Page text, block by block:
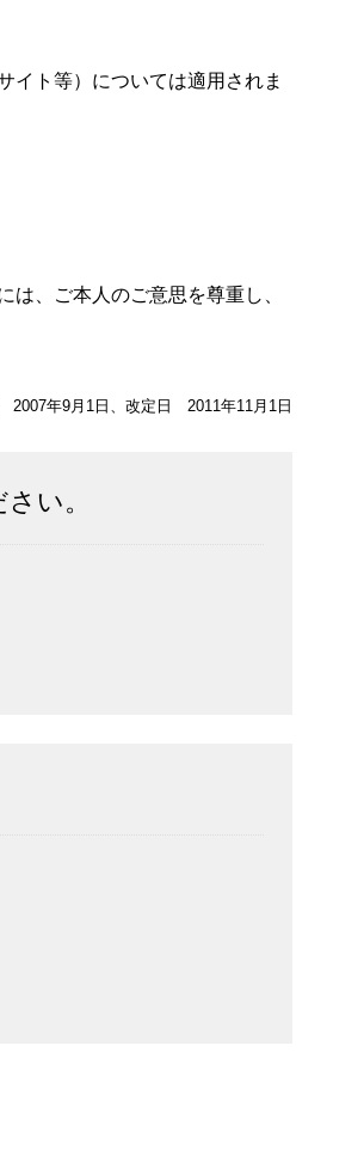
イト等）については適用されま
、ご本人のご意思を尊重し、
2007年9月1日、改定日 2011年11月1日
い。